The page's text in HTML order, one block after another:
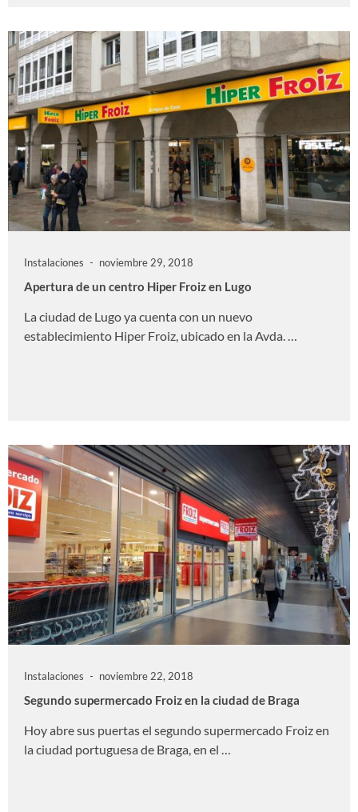
Instalaciones noviembre 29, 2018
Apertura de un centro Hiper Froiz en Lugo
La ciudad de Lugo ya cuenta con un nuevo
establecimiento Hiper Froiz, ubicado en la Avda. …
Instalaciones noviembre 22, 2018
Segundo supermercado Froiz en la ciudad de Braga
Hoy abre sus puertas el segundo supermercado Froiz en
la ciudad portuguesa de Braga, en el …